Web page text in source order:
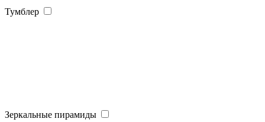
Тумблер
Зеркальные пирамиды